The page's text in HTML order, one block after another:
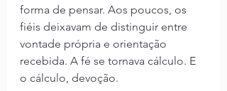
forma de pensar. Aos poucos, os
fiéis deixavam de distinguir entre
vontade própria e orientação
recebida. A fé se tornava cálculo. E
o cálculo, devoção.